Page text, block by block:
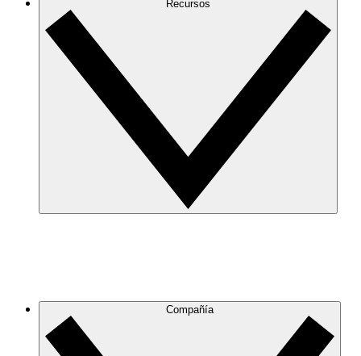
Recursos
Compañía